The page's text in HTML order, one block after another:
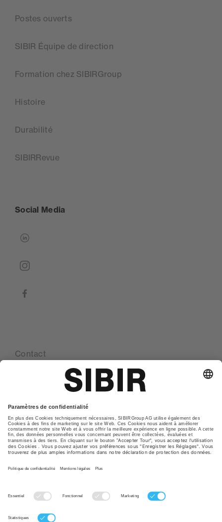
Postes ouverts
SIBIR Équipe de direction
Formation chez SIBIRGroup
Histoire
Durabilité
SIBIRRevue
Social Media
linkedin
instagram
facebook
Contact
Glossaire
Declaration de protection de la vie privée
CGV
Impression